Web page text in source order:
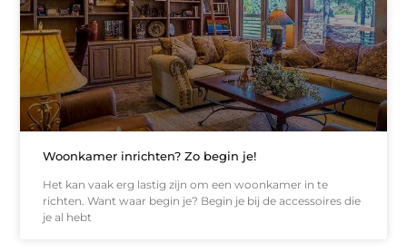
Woonkamer inrichten? Zo begin je!
Het kan vaak erg lastig zijn om een woonkamer in te
richten. Want waar begin je? Begin je bij de accessoires die
je al hebt